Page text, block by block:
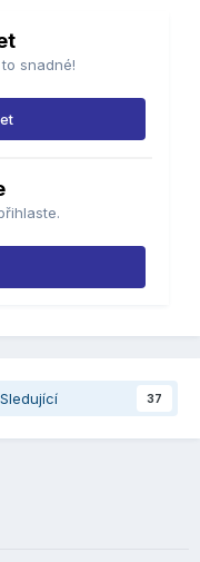
snadné!
Sledující 37